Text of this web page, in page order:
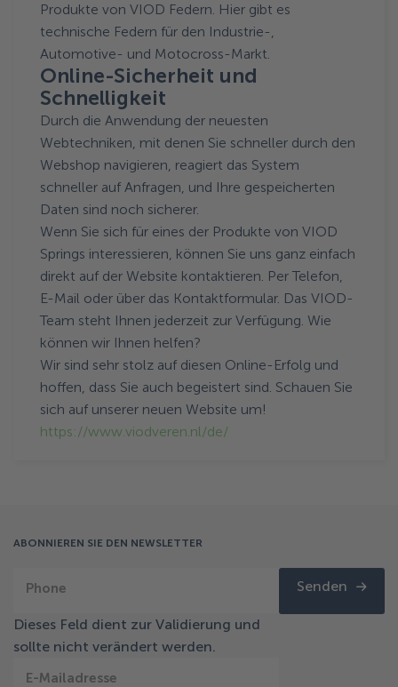
Produkte von VIOD Federn. Hier gibt es
technische Federn für den Industrie-,
Automotive- und Motocross-Markt.
Online-Sicherheit und
Schnelligkeit
Durch die Anwendung der neuesten
Webtechniken, mit denen Sie schneller durch den
Webshop navigieren, reagiert das System
schneller auf Anfragen, und Ihre gespeicherten
Daten sind noch sicherer.
Wenn Sie sich für eines der Produkte von VIOD
Springs interessieren, können Sie uns ganz einfach
direkt auf der Website kontaktieren. Per Telefon,
E-Mail oder über das Kontaktformular. Das VIOD-
Team steht Ihnen jederzeit zur Verfügung. Wie
können wir Ihnen helfen?
Wir sind sehr stolz auf diesen Online-Erfolg und
hoffen, dass Sie auch begeistert sind. Schauen Sie
sich auf unserer neuen Website um!
https://www.viodveren.nl/de/
ABONNIEREN SIE DEN NEWSLETTER
Phone
Dieses Feld dient zur Validierung und
sollte nicht verändert werden.
E-Mailadresse
Senden